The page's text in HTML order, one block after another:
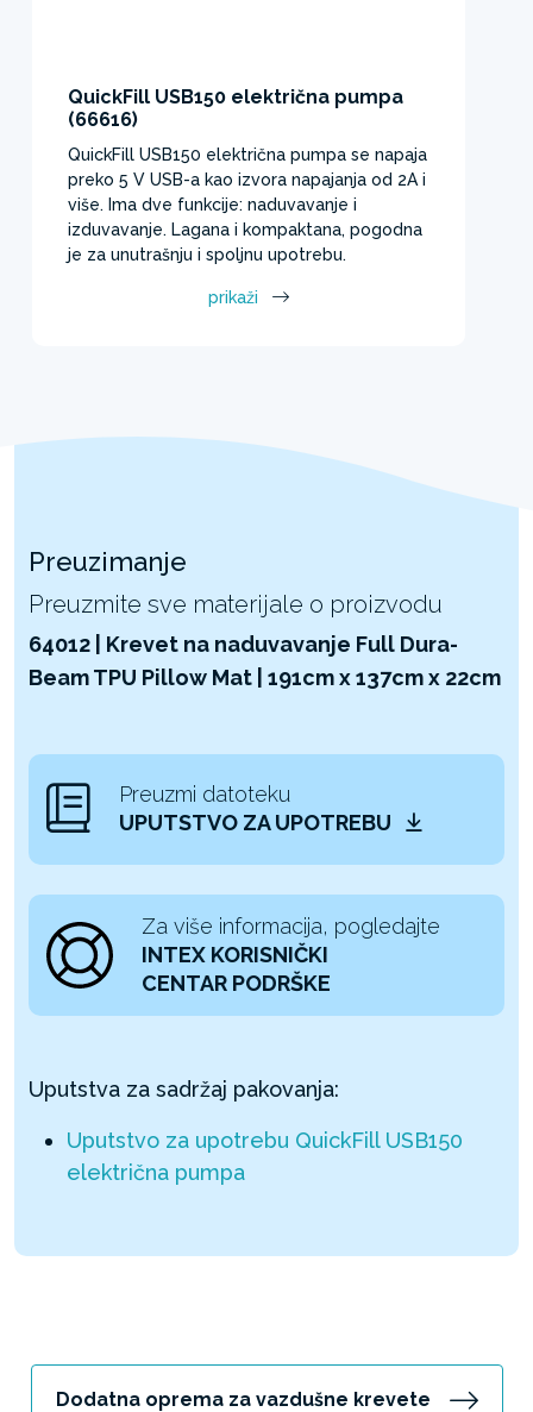
QuickFill USB150 električna pumpa
(66616)
QuickFill USB150 električna pumpa se napaja
preko 5 V USB-a kao izvora napajanja od 2A i
više. Ima dve funkcije: naduvavanje i
izduvavanje. Lagana i kompaktana, pogodna
je za unutrašnju i spoljnu upotrebu.
prikaži
Preuzimanje
Preuzmite sve materijale o proizvodu
64012 | Krevet na naduvavanje Full Dura-
Beam TPU Pillow Mat | 191cm x 137cm x 22cm
Preuzmi datoteku
UPUTSTVO ZA UPOTREBU
Za više informacija, pogledajte
INTEX KORISNIČKI
CENTAR PODRŠKE
Uputstva za sadržaj pakovanja:
Uputstvo za upotrebu QuickFill USB150
električna pumpa
Dodatna oprema za vazdušne krevete